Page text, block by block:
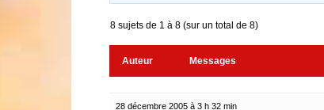
8 sujets de 1 à 8 (sur un total de 8)
Auteur Messages
28 décembre 2005 à 3 h 32 min